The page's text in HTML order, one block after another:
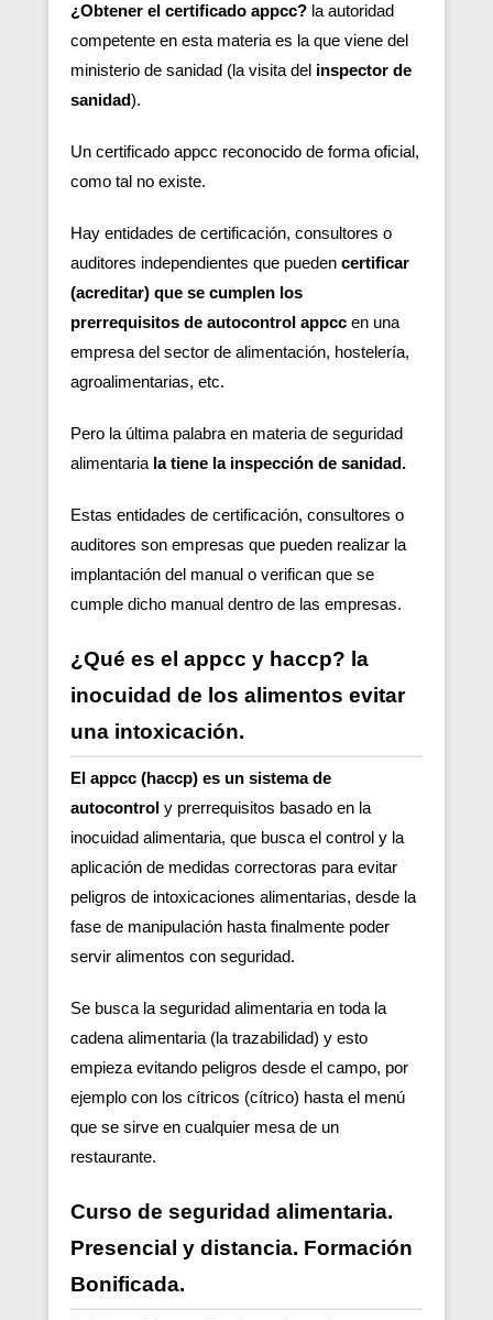
¿Obtener el certificado appcc? la autoridad
competente en esta materia es la que viene del
ministerio de sanidad (la visita del inspector de
sanidad).
Un certificado appcc reconocido de forma oficial,
como tal no existe.
Hay entidades de certificación, consultores o
auditores independientes que pueden certificar
(acreditar) que se cumplen los
prerrequisitos de autocontrol appcc en una
empresa del sector de alimentación, hostelería,
agroalimentarias, etc.
Pero la última palabra en materia de seguridad
alimentaria la tiene la inspección de sanidad.
Estas entidades de certificación, consultores o
auditores son empresas que pueden realizar la
implantación del manual o verifican que se
cumple dicho manual dentro de las empresas.
¿Qué es el appcc y haccp? la
inocuidad de los alimentos evitar
una intoxicación.
El appcc (haccp) es un sistema de
autocontrol y prerrequisitos basado en la
inocuidad alimentaria, que busca el control y la
aplicación de medidas correctoras para evitar
peligros de intoxicaciones alimentarias, desde la
fase de manipulación hasta finalmente poder
servir alimentos con seguridad.
Se busca la seguridad alimentaria en toda la
cadena alimentaria (la trazabilidad) y esto
empieza evitando peligros desde el campo, por
ejemplo con los cítricos (cítrico) hasta el menú
que se sirve en cualquier mesa de un
restaurante.
Curso de seguridad alimentaria.
Presencial y distancia. Formación
Bonificada.